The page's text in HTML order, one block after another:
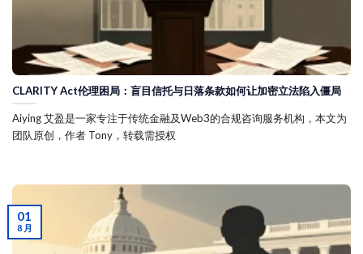
CLARITY Act伦理困局：盲目信托与日落条款如何让加密立法陷入僵局
Aiying 艾盈是一家专注于传统金融及Web3的合规咨询服务机构，本文为
团队原创，作者 Tony，转载需授权
01
8 月